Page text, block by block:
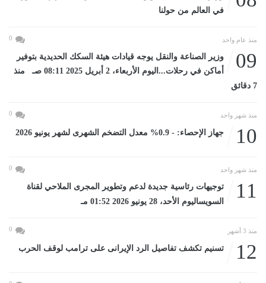
في العالم من حولنا
منذ عام واحد 0
09
وزير الصناعة والنقل يوجه قيادات هيئة السكك الحديدية بتوفير
أماكن في رحلات...اليوم الأربعاء، 2 أبريل 2025 08:11 صـ منذ
7 دقائق
منذ شهر واحد 0
10 جهاز الإحصاء: - 0.9% معدل التضخم الشهرى لشهر يونيو 2026
منذ شهر واحد 0
11
توجيهات رئاسية جديدة لدعم وتطوير المجرى الملاحي لقناة
السويساليوم الأحد، 28 يونيو 2026 01:52 مـ
منذ 3 أشهر 0
12 تسنيم تكشف تفاصيل الرد الإيرانى على ترامب لوقف الحرب